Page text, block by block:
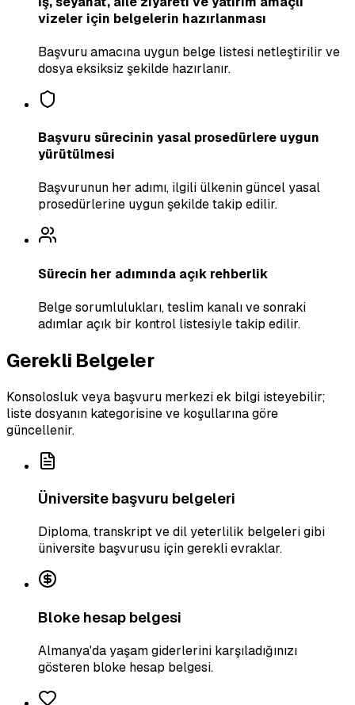
vizeler için belgelerin hazırlanması
Başvuru amacına uygun belge listesi netleştirilir ve
dosya eksiksiz şekilde hazırlanır.
Başvuru sürecinin yasal prosedürlere uygun
yürütülmesi
Başvurunun her adımı, ilgili ülkenin güncel yasal
prosedürlerine uygun şekilde takip edilir.
Sürecin her adımında açık rehberlik
Belge sorumlulukları, teslim kanalı ve sonraki
adımlar açık bir kontrol listesiyle takip edilir.
Gerekli Belgeler
Konsolosluk veya başvuru merkezi ek bilgi isteyebilir;
liste dosyanın kategorisine ve koşullarına göre
güncellenir.
Üniversite başvuru belgeleri
Diploma, transkript ve dil yeterlilik belgeleri gibi
üniversite başvurusu için gerekli evraklar.
Bloke hesap belgesi
Almanya'da yaşam giderlerini karşıladığınızı
gösteren bloke hesap belgesi.